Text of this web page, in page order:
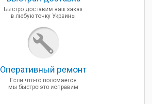
Быстро доставим ваш заказ
в любую точку Украины
Оперативный ремонт
Если что-то поломается
мы быстро это исправим